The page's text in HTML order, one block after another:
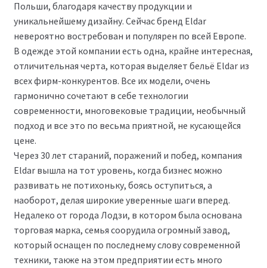
Польши, благодаря качеству продукции и
уникальнейшему дизайну. Сейчас бренд Eldar
невероятно востребован и популярен по всей Европе.
В одежде этой компании есть одна, крайне интересная,
отличительная черта, которая выделяет бельё Eldar из
всех фирм-конкурентов. Все их модели, очень
гармонично сочетают в себе технологии
современности, многовековые традиции, необычный
подход и все это по весьма приятной, не кусающейся
цене.
Через 30 лет стараний, поражений и побед, компания
Eldar вышла на тот уровень, когда бизнес можно
развивать не потихоньку, боясь оступиться, а
наоборот, делая широкие уверенные шаги вперед.
Недалеко от города Лодзи, в котором была основана
торговая марка, семья соорудила огромный завод,
который оснащен по последнему слову современной
техники, также на этом предприятии есть много